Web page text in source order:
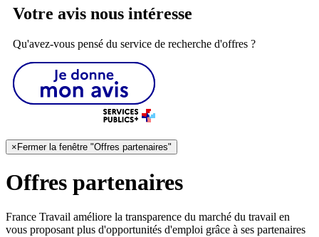
Votre avis nous intéresse
Qu'avez-vous pensé du service de recherche d'offres ?
×Fermer la fenêtre "Offres partenaires"
Offres partenaires
France Travail améliore la transparence du marché du travail en
vous proposant plus d'opportunités d'emploi grâce à ses partenaires